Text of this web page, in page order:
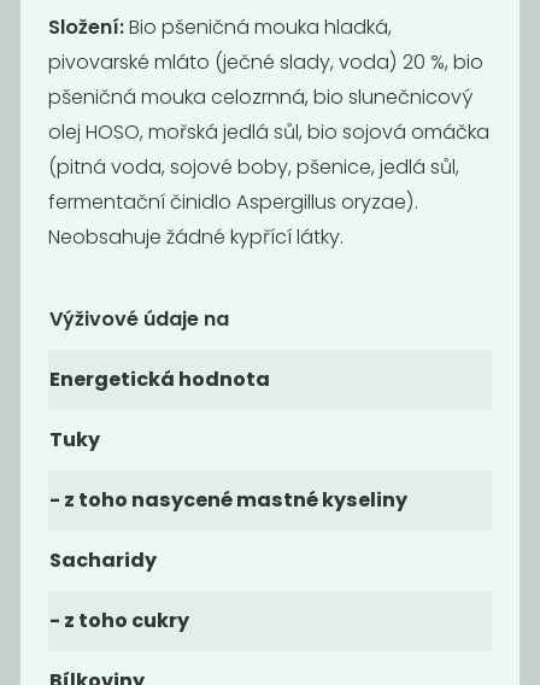
99Kč/ Kg 279Kč/ Kg
490
Složení:Bio pšeničná mouka hladká,
pivovarské mláto (ječné slady, voda) 20 %, bio
pšeničná mouka celozrnná, bio slunečnicový
olej HOSO, mořská jedlá sůl, bio sojová omáčka
(pitná voda, sojové boby, pšenice, jedlá sůl,
fermentační činidlo Aspergillus oryzae).
Neobsahuje žádné kypřící látky.
Výživové údaje na
Energetická hodnota
Tuky
- z toho nasycené mastné kyseliny
Sacharidy
- z toho cukry